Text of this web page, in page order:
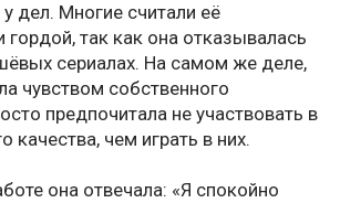
дел. Многие считали её
так как она отказывалась
сериалах. На самом же деле,
чувством собственного
предпочитала не участвовать в
качества, чем играть в них.
она отвечала: «Я спокойно